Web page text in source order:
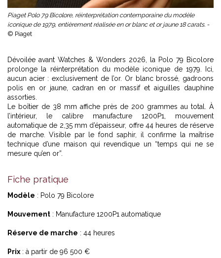
Piaget Polo 79 Bicolore, réinterprétation contemporaine du modèle
iconique de 1979, entièrement réalisée en or blanc et or jaune 18 carats. -
© Piaget
Dévoilée avant Watches & Wonders 2026, la Polo 79 Bicolore
prolonge la réinterprétation du modèle iconique de 1979. Ici,
aucun acier : exclusivement de l’or. Or blanc brossé, gadroons
polis en or jaune, cadran en or massif et aiguilles dauphine
assorties.
Le boîtier de 38 mm affiche près de 200 grammes au total. À
l’intérieur, le calibre manufacture 1200P1, mouvement
automatique de 2,35 mm d’épaisseur, offre 44 heures de réserve
de marche. Visible par le fond saphir, il confirme la maîtrise
technique d’une maison qui revendique un “temps qui ne se
mesure qu’en or”.
Fiche pratique
Modèle : Polo 79 Bicolore
Mouvement : Manufacture 1200P1 automatique
Réserve de marche : 44 heures
Prix : à partir de 96 500 €